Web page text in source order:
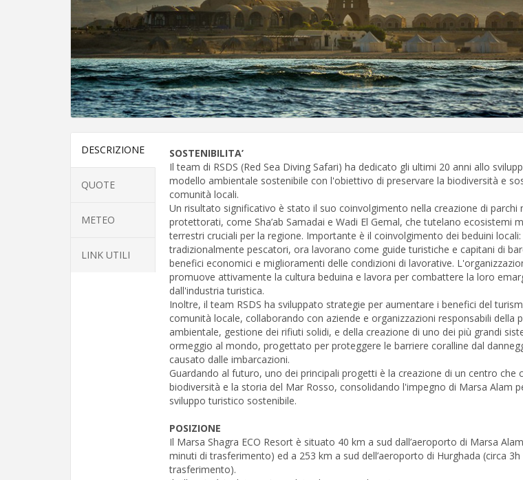
DESCRIZIONE
QUOTE
METEO
LINK UTILI
SOSTENIBILITA’
Il team di RSDS (Red Sea Diving Safari) ha dedicato gli ultimi 20 anni allo
modello ambientale sostenibile con l'obiettivo di preservare la biodiversità e
comunità locali.
Un risultato significativo è stato il suo coinvolgimento nella creazione di parchi
protettorati, come Sha’ab Samadai e Wadi El Gemal, che tutelano ecosistemi
terrestri cruciali per la regione. Importante è il coinvolgimento dei beduini locali:
tradizionalmente pescatori, ora lavorano come guide turistiche e capitani di
benefici economici e miglioramenti delle condizioni di lavorative.
promuove attivamente la cultura beduina e lavora per combattere la loro
dall'industria turistica.
Inoltre, il team RSDS ha sviluppato strategie per aumentare i benefici del
comunità locale, collaborando con aziende e organizzazioni responsabili della
ambientale, gestione dei rifiuti solidi, e della creazione di uno dei più grandi
ormeggio al mondo, progettato per proteggere le barriere coralline dal
causato dalle imbarcazioni.
Guardando al futuro, uno dei principali progetti è la creazione di un centro che
biodiversità e la storia del Mar Rosso, consolidando l'impegno di Marsa Alam
sviluppo turistico sostenibile.
POSIZIONE
Il Marsa Shagra ECO Resort è situato 40 km a sud dall’aeroporto di Marsa
minuti di trasferimento) ed a 253 km a sud dell’aeroporto di Hurghada (circa 3h
trasferimento).